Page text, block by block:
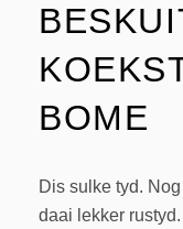
BOME
Dis sulke tyd.
daai lekker